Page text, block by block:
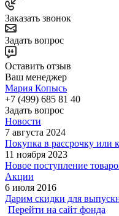
Заказать звонок
Задать вопрос
Оставить отзыв
Ваш менеджер
Мария Копысь
+7 (499) 685 81 40
Задать вопрос
Новости
7 августа 2024
Покупка в рассрочку или
11 ноября 2023
Новое поступление
Акции
6 июля 2016
Дарим скидки для
Перейти на сайт фонда